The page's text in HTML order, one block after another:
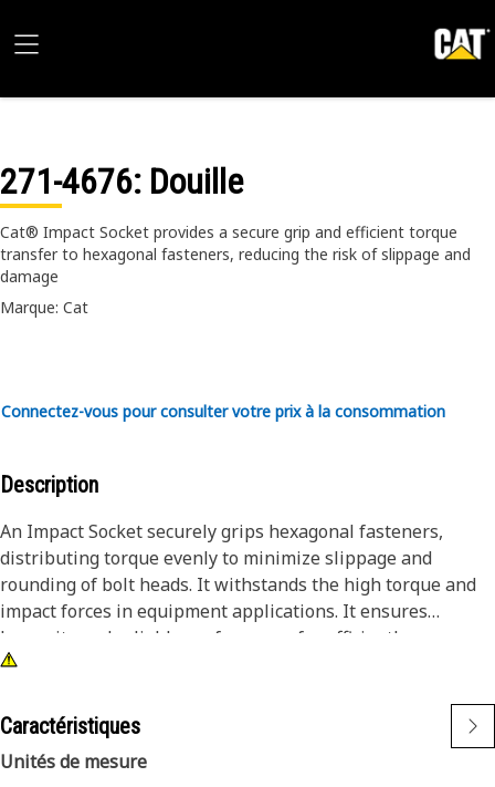
271-4676: Douille
Cat® Impact Socket provides a secure grip and efficient torque
transfer to hexagonal fasteners, reducing the risk of slippage and
damage
Marque: Cat
Connectez-vous pour consulter votre prix à la consommation
Description
An Impact Socket securely grips hexagonal fasteners,
distributing torque evenly to minimize slippage and
rounding of bolt heads. It withstands the high torque and
impact forces in equipment applications. It ensures
longevity and reliable performance for efficiently
tightening and loosening bolts and nuts in the equipment,
• 3/8" drive for compatibility with different impact tools.
Caractéristiques
Unités de mesure